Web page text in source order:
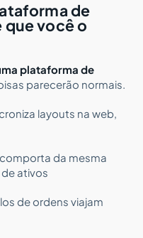
de
que você o
plataforma de
parecerão normais.
layouts na web,
da mesma
ativos
de ordens viajam